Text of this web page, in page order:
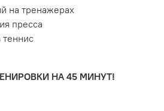
на тренажерах
пресса
НА 45 МИНУТ!